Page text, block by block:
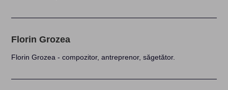
Florin Grozea
Florin Grozea - compozitor, antreprenor, săgetător.